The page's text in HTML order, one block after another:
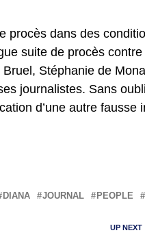
procès dans des
suite de procès
Stéphanie de
journalistes. Sans
d’une autre
DIANA JOURNAL PEOPLE
UP NEXT